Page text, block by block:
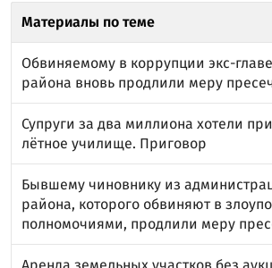
Материалы по теме
Обвиняемому в коррупции экс-
района вновь продлили меру
Супруги за два миллиона хотели
лётное училище. Приговор
Бывшему чиновнику из
района, которого обвиняют в
полномочиями, продлили меру
Аренда земельных участков без